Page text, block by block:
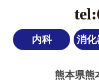
内科 消
熊本県熊